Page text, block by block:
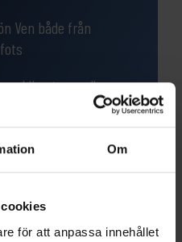
Om
för att anpassa innehållet
Ven både från
guldkusten mellan
parken